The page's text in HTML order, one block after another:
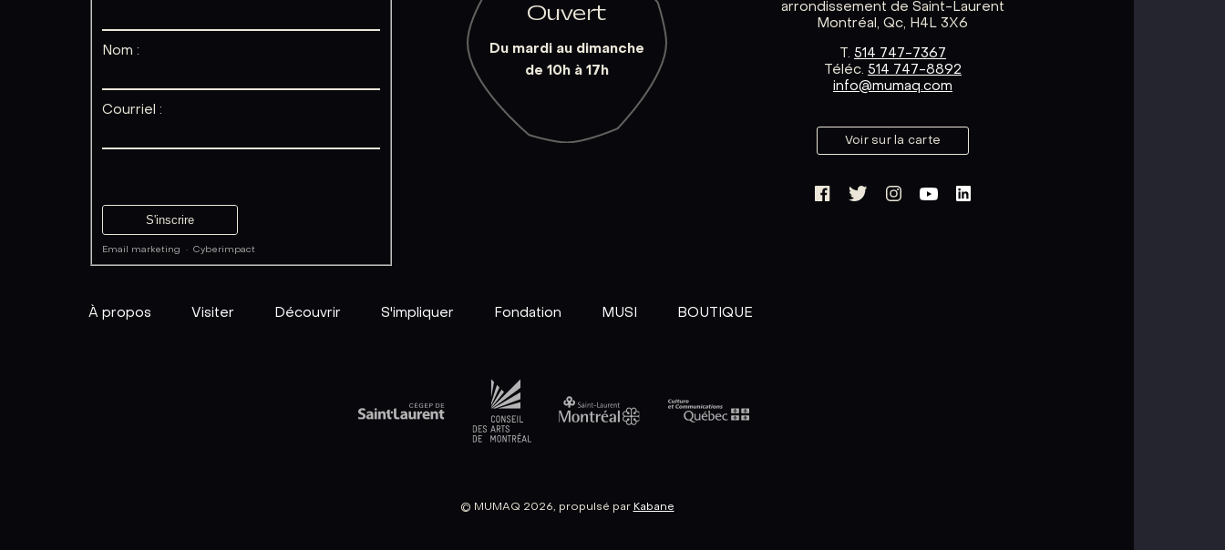
Nom :
Courriel :
Email marketing ·Cyberimpact
Ouvert
Du mardi au dimanche
de 10h à 17h
arrondissement de Saint-Laurent
Montréal, Qc, H4L 3X6
T. 514 747-7367
Téléc. 514 747-8892
info@mumaq.com
Voir sur la carte
À propos Visiter Découvrir S'impliquer Fondation MUSI BOUTIQUE
© MUMAQ 2026, propulsé par Kabane